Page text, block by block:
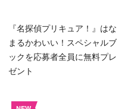
『名探偵プリキュア！』はな
まるかわいい！スペシャルブ
ックを応募者全員に無料プレ
ゼント